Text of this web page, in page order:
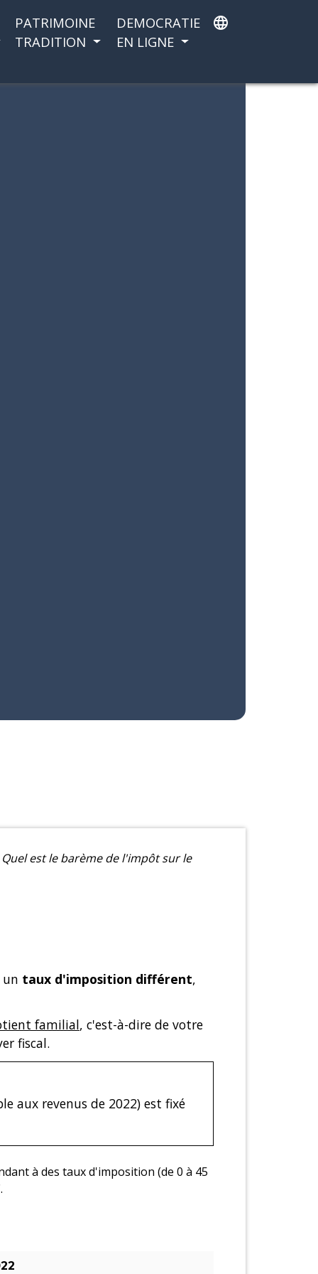
PATRIMOINE
TRADITION
DEMOCRATIE
EN LIGNE
language
Quel est le barème de l'impôt sur le
un taux d'imposition différent,
familial, c'est-à-dire de votre
fiscal.
aux revenus de 2022) est fixé